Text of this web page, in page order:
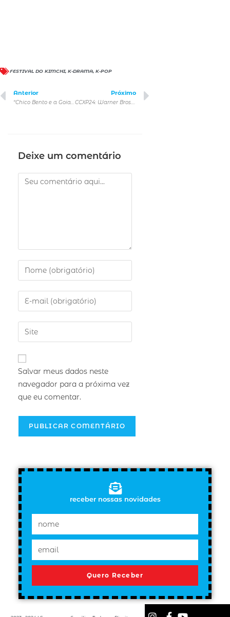
FESTIVAL DO KIMCHI, K-DRAMA, K-POP
Anterior Próximo
Deixe um comentário
Salvar meus dados neste
navegador para a próxima vez
que eu comentar.
receber nossas novidades
Quero Receber